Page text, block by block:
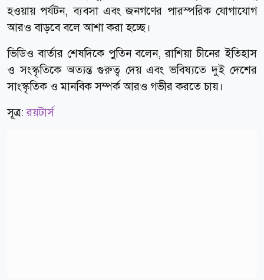
হওয়ায় পর্যটন, ব্যবসা এবং জনগণের পারস্পরিক যোগাযোগ
আরও বাড়বে বলে আশা করা হচ্ছে।
ভিডিও বার্তার শেষদিকে পুতিন বলেন, রাশিয়া চীনের ইতিহাস
ও সংস্কৃতিকে অত্যন্ত গুরুত্ব দেয় এবং ভবিষ্যতে দুই দেশের
সাংস্কৃতিক ও মানবিক সম্পর্ক আরও গভীর করতে চায়।
সূত্র:রয়টার্স